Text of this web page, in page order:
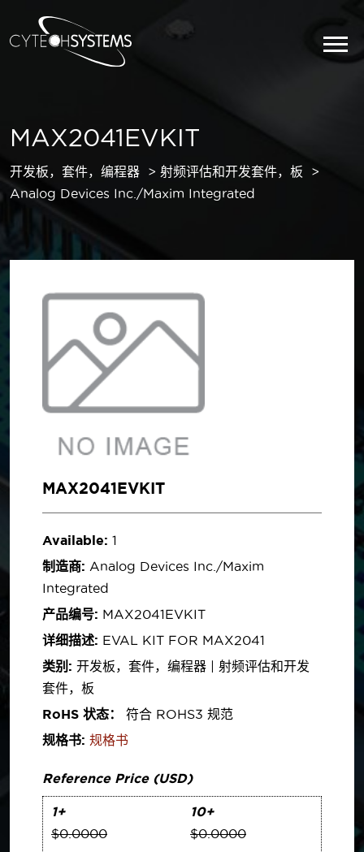
MAX2041EVKIT
开发板，套件，编程器
射频评估和开发套件，板
Analog Devices Inc./Maxim Integrated
MAX2041EVKIT
Available: 1
制造商: Analog Devices Inc./Maxim
Integrated
产品编号: MAX2041EVKIT
详细描述: EVAL KIT FOR MAX2041
类别: 开发板，套件，编程器 | 射频评估和开发
套件，板
RoHS 状态：
符合 ROHS3 规范
规格书: 规格书
Reference Price (USD)
1+
$0.0000
10+
$0.0000